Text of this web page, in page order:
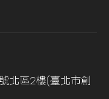
北區2樓(臺北市創